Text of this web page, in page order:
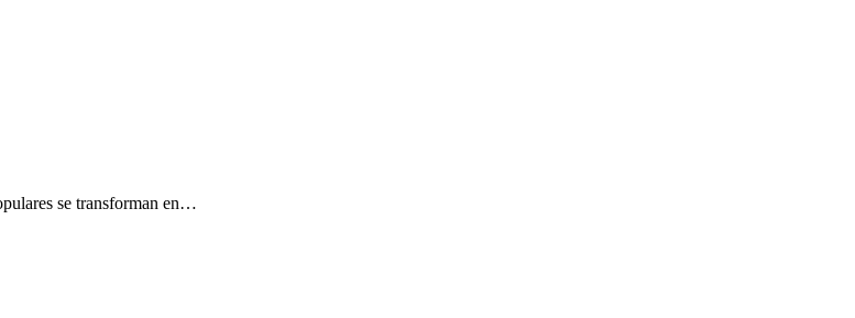
se transforman en…